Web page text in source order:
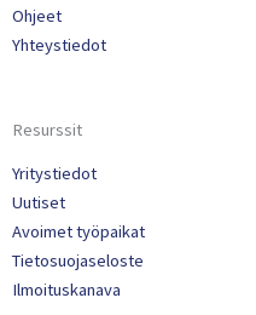
Ohjeet
Yhteystiedot
Resurssit
Yritystiedot
Uutiset
Avoimet työpaikat
Tietosuojaseloste
Ilmoituskanava